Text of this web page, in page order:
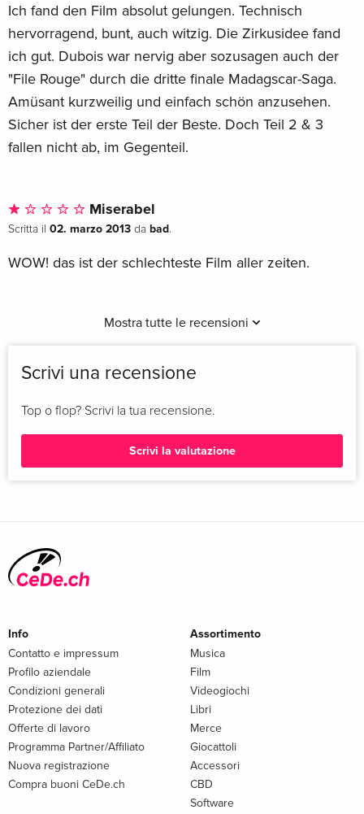
Ich fand den Film absolut gelungen. Technisch
hervorragend, bunt, auch witzig. Die Zirkusidee fand
ich gut. Dubois war nervig aber sozusagen auch der
"File Rouge" durch die dritte finale Madagscar-Saga.
Amüsant kurzweilig und einfach schön anzusehen.
Sicher ist der erste Teil der Beste. Doch Teil 2 & 3
fallen nicht ab, im Gegenteil.
Miserabel
Scritta il 02. marzo 2013 da bad.
WOW! das ist der schlechteste Film aller zeiten.
Mostra tutte le recensioni
Scrivi una recensione
Top o flop? Scrivi la tua recensione.
Scrivi la valutazione
Info
Contatto e impressum
Profilo aziendale
Condizioni generali
Protezione dei dati
Offerte di lavoro
Programma Partner/Affiliato
Nuova registrazione
Compra buoni CeDe.ch
Assortimento
Musica
Film
Videogiochi
Libri
Merce
Giocattoli
Accessori
CBD
Software